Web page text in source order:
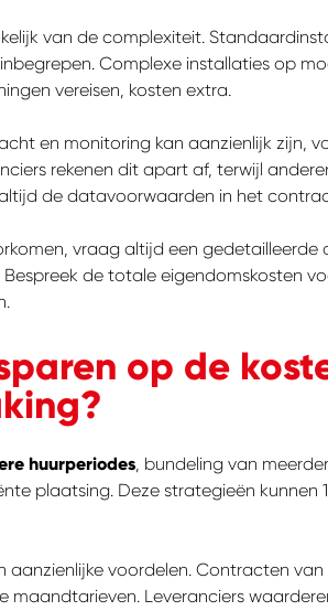
van de complexiteit.
Complexe installaties op
vereisen, kosten extra.
en monitoring kan aanzienlijk zijn,
rekenen dit apart af, terwijl
de datavoorwaarden in het
vraag altijd een gedetailleerde
de totale eigendomskosten
op de
huurperiodes, bundeling van
plaatsing. Deze strategieën kunnen
aanzienlijke voordelen. Contracten
maandtarieven. Leveranciers